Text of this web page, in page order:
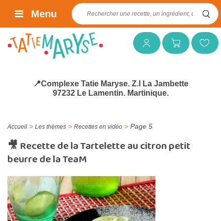
Mon compteMon panierMes favoris
Rechercher :
Menu
📍Complexe Tatie Maryse. Z.I La Jambette
97232 Le Lamentin. Martinique.
Accueil > Les thèmes > Recettes en vidéo > Page 5
🎥 Recette de la Tartelette au citron petit
beurre de la TeaM